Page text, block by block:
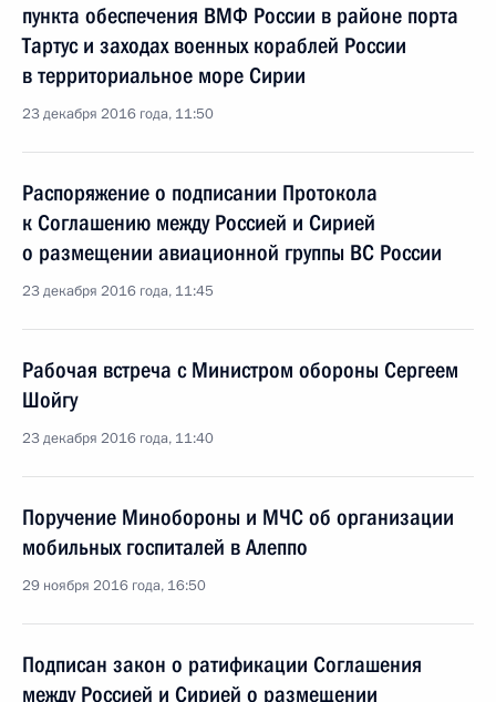
пункта обеспечения ВМФ России в районе порта
Тартус и заходах военных кораблей России
в территориальное море Сирии
23 декабря 2016 года, 11:50
Распоряжение о подписании Протокола
к Соглашению между Россией и Сирией
о размещении авиационной группы ВС России
23 декабря 2016 года, 11:45
Рабочая встреча с Министром обороны Сергеем
Шойгу
23 декабря 2016 года, 11:40
Поручение Минобороны и МЧС об организации
мобильных госпиталей в Алеппо
29 ноября 2016 года, 16:50
Подписан закон о ратификации Соглашения
между Россией и Сирией о размещении